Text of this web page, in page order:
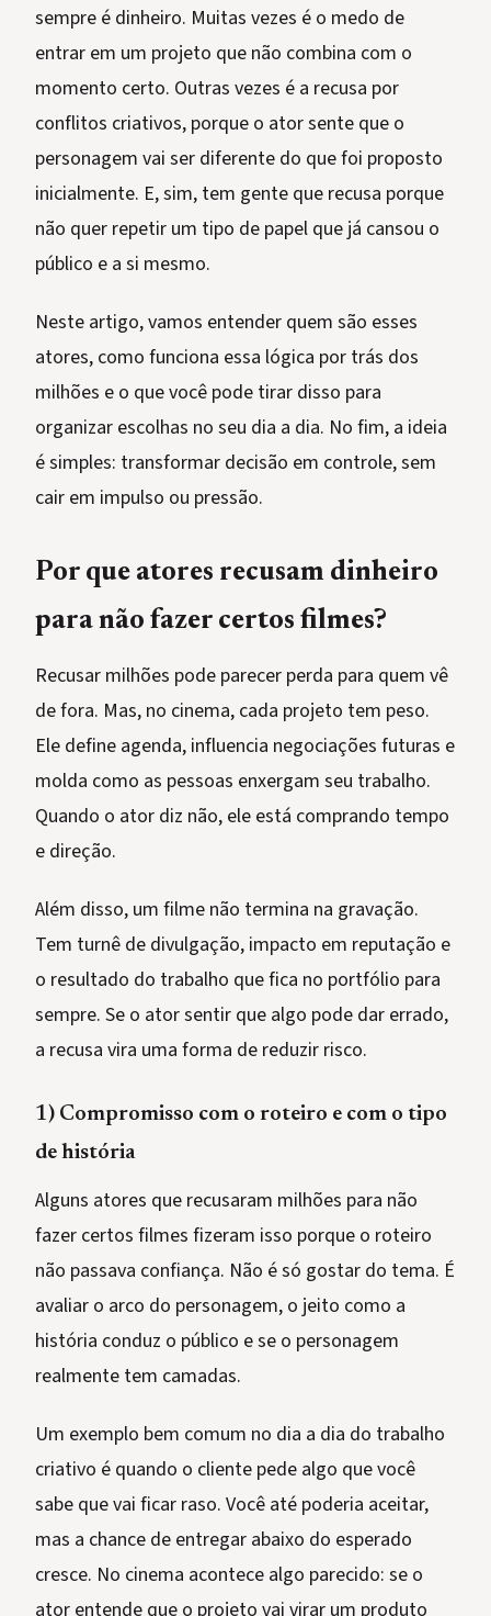
sempre é dinheiro. Muitas vezes é o medo de
entrar em um projeto que não combina com o
momento certo. Outras vezes é a recusa por
conflitos criativos, porque o ator sente que o
personagem vai ser diferente do que foi proposto
inicialmente. E, sim, tem gente que recusa porque
não quer repetir um tipo de papel que já cansou o
público e a si mesmo.
Neste artigo, vamos entender quem são esses
atores, como funciona essa lógica por trás dos
milhões e o que você pode tirar disso para
organizar escolhas no seu dia a dia. No fim, a ideia
é simples: transformar decisão em controle, sem
cair em impulso ou pressão.
Por que atores recusam dinheiro
para não fazer certos filmes?
Recusar milhões pode parecer perda para quem vê
de fora. Mas, no cinema, cada projeto tem peso.
Ele define agenda, influencia negociações futuras e
molda como as pessoas enxergam seu trabalho.
Quando o ator diz não, ele está comprando tempo
e direção.
Além disso, um filme não termina na gravação.
Tem turnê de divulgação, impacto em reputação e
o resultado do trabalho que fica no portfólio para
sempre. Se o ator sentir que algo pode dar errado,
a recusa vira uma forma de reduzir risco.
1) Compromisso com o roteiro e com o tipo
de história
Alguns atores que recusaram milhões para não
fazer certos filmes fizeram isso porque o roteiro
não passava confiança. Não é só gostar do tema. É
avaliar o arco do personagem, o jeito como a
história conduz o público e se o personagem
realmente tem camadas.
Um exemplo bem comum no dia a dia do trabalho
criativo é quando o cliente pede algo que você
sabe que vai ficar raso. Você até poderia aceitar,
mas a chance de entregar abaixo do esperado
cresce. No cinema acontece algo parecido: se o
ator entende que o projeto vai virar um produto